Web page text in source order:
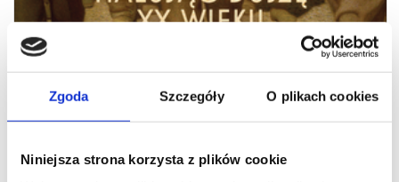
Zgoda Szczegóły O plikach cookies
Niniejsza strona korzysta z plików cookie